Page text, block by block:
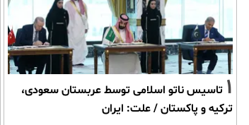
1 تاسیس ناتو اسلامی توسط عربستان سعودی،
ترکیه و پاکستان / علت: ایران